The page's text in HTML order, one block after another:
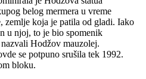
belog mermera u vreme
zemlje koja je patila od gladi. Iako
u njoj, to je bio spomenik
Hodžov mauzolej.
se potpuno srušila tek 1992.
bloku.